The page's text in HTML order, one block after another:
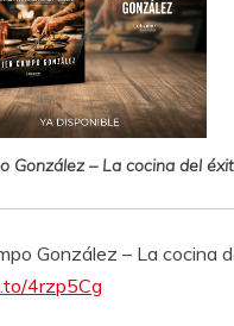
González – La cocina del
González – La cocina
4rzp5Cg